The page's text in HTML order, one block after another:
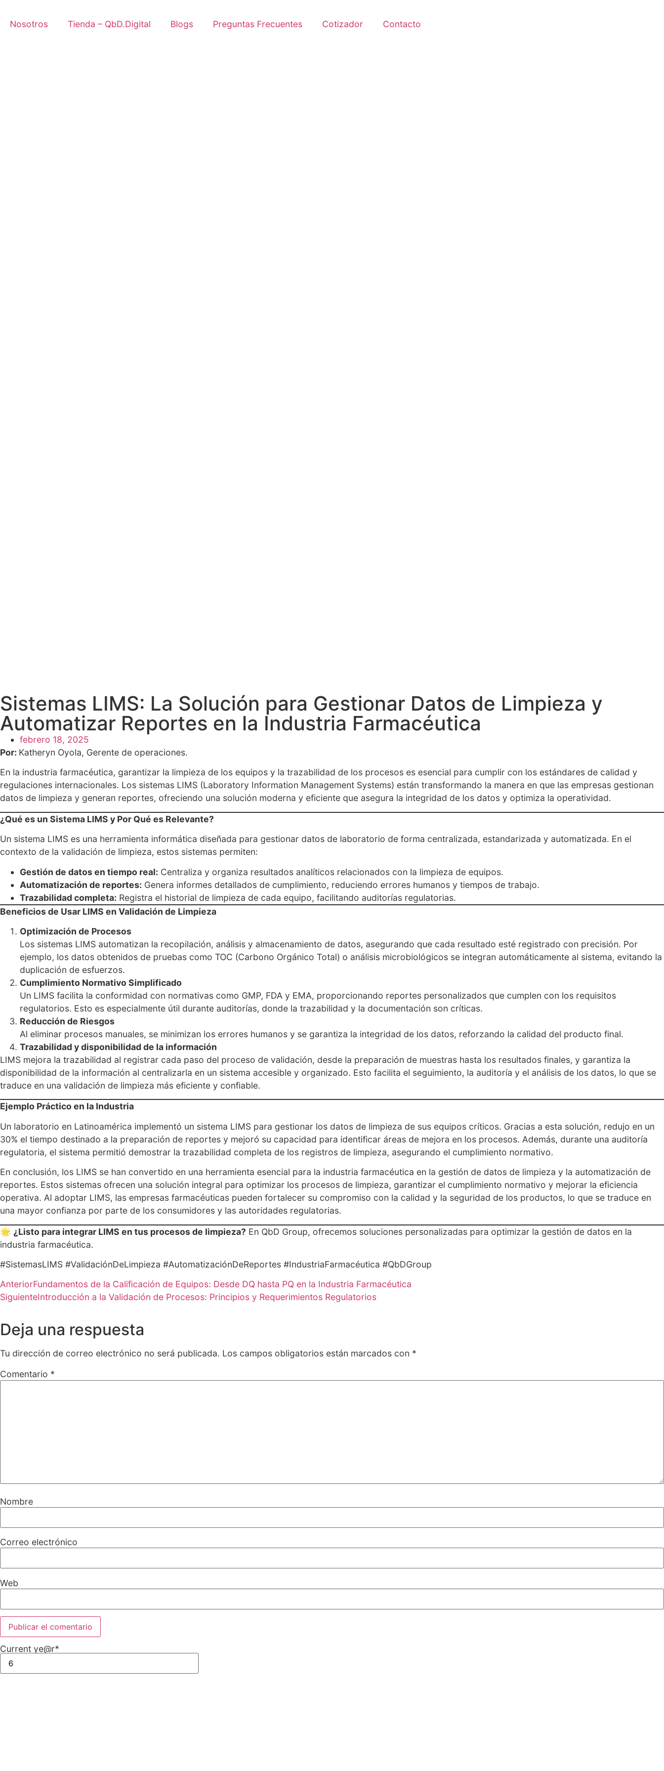
Nosotros Tienda – QbD.Digital Blogs Preguntas Frecuentes Cotizador Contacto
Sistemas LIMS: La Solución para Gestionar Datos de Limpieza y
Automatizar Reportes en la Industria Farmacéutica
febrero 18, 2025
Por: Katheryn Oyola, Gerente de operaciones.
En la industria farmacéutica, garantizar la limpieza de los equipos y la trazabilidad de los procesos es esencial para cumplir con los estándares de calidad y
regulaciones internacionales. Los sistemas LIMS (Laboratory Information Management Systems) están transformando la manera en que las empresas gestionan
datos de limpieza y generan reportes, ofreciendo una solución moderna y eficiente que asegura la integridad de los datos y optimiza la operatividad.
¿Qué es un Sistema LIMS y Por Qué es Relevante?
Un sistema LIMS es una herramienta informática diseñada para gestionar datos de laboratorio de forma centralizada, estandarizada y automatizada. En el
contexto de la validación de limpieza, estos sistemas permiten:
Gestión de datos en tiempo real: Centraliza y organiza resultados analíticos relacionados con la limpieza de equipos.
Automatización de reportes: Genera informes detallados de cumplimiento, reduciendo errores humanos y tiempos de trabajo.
Trazabilidad completa: Registra el historial de limpieza de cada equipo, facilitando auditorías regulatorias.
Beneficios de Usar LIMS en Validación de Limpieza
Optimización de Procesos
Los sistemas LIMS automatizan la recopilación, análisis y almacenamiento de datos, asegurando que cada resultado esté registrado con precisión. Por
ejemplo, los datos obtenidos de pruebas como TOC (Carbono Orgánico Total) o análisis microbiológicos se integran automáticamente al sistema, evitando la
duplicación de esfuerzos.
Cumplimiento Normativo Simplificado
Un LIMS facilita la conformidad con normativas como GMP, FDA y EMA, proporcionando reportes personalizados que cumplen con los requisitos
regulatorios. Esto es especialmente útil durante auditorías, donde la trazabilidad y la documentación son críticas.
Reducción de Riesgos
Al eliminar procesos manuales, se minimizan los errores humanos y se garantiza la integridad de los datos, reforzando la calidad del producto final.
Trazabilidad y disponibilidad de la información
LIMS mejora la trazabilidad al registrar cada paso del proceso de validación, desde la preparación de muestras hasta los resultados finales, y garantiza la
disponibilidad de la información al centralizarla en un sistema accesible y organizado. Esto facilita el seguimiento, la auditoría y el análisis de los datos, lo que se
traduce en una validación de limpieza más eficiente y confiable.
Ejemplo Práctico en la Industria
Un laboratorio en Latinoamérica implementó un sistema LIMS para gestionar los datos de limpieza de sus equipos críticos. Gracias a esta solución, redujo en un
30% el tiempo destinado a la preparación de reportes y mejoró su capacidad para identificar áreas de mejora en los procesos. Además, durante una auditoría
regulatoria, el sistema permitió demostrar la trazabilidad completa de los registros de limpieza, asegurando el cumplimiento normativo.
En conclusión, los LIMS se han convertido en una herramienta esencial para la industria farmacéutica en la gestión de datos de limpieza y la automatización de
reportes. Estos sistemas ofrecen una solución integral para optimizar los procesos de limpieza, garantizar el cumplimiento normativo y mejorar la eficiencia
operativa. Al adoptar LIMS, las empresas farmacéuticas pueden fortalecer su compromiso con la calidad y la seguridad de los productos, lo que se traduce en
una mayor confianza por parte de los consumidores y las autoridades regulatorias.
🌟 ¿Listo para integrar LIMS en tus procesos de limpieza? En QbD Group, ofrecemos soluciones personalizadas para optimizar la gestión de datos en la
industria farmacéutica.
#SistemasLIMS #ValidaciónDeLimpieza #AutomatizaciónDeReportes #IndustriaFarmacéutica #QbDGroup
AnteriorFundamentos de la Calificación de Equipos: Desde DQ hasta PQ en la Industria Farmacéutica
SiguienteIntroducción a la Validación de Procesos: Principios y Requerimientos Regulatorios
Deja una respuesta
Tu dirección de correo electrónico no será publicada. Los campos obligatorios están marcados con *
Comentario *
Nombre
Correo electrónico
Web
Current ye@r*